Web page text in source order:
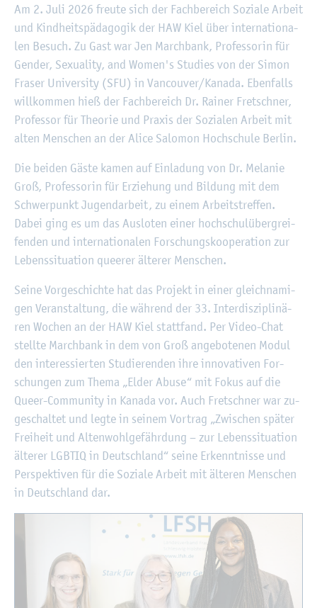
Am 2. Juli 2026 freu­te sich der Fach­be­reich So­zia­le Ar­beit
und Kind­heits­päd­ago­gik der HAW Kiel über in­ter­na­tio­na­
len Be­such. Zu Gast war Jen March­bank, Pro­fes­so­rin für
Gen­der, Se­xua­li­ty, and Women's Stu­dies von der Simon
Fraser Uni­ver­si­ty (SFU) in Van­cou­ver/Ka­na­da. Eben­falls
will­kom­men hieß der Fach­be­reich Dr. Rai­ner Fret­sch­ner,
Pro­fes­sor für Theo­rie und Pra­xis der So­zia­len Ar­beit mit
alten Men­schen an der Alice Sa­lo­mon Hoch­schu­le Ber­lin.
Die bei­den Gäste kamen auf Ein­la­dung von Dr. Me­la­nie
Groß, Pro­fes­so­rin für Er­zie­hung und Bil­dung mit dem
Schwer­punkt Ju­gend­ar­beit, zu einem Ar­beits­tref­fen.
Dabei ging es um das Aus­lo­ten einer hoch­schul­über­grei­
fen­den und in­ter­na­tio­na­len For­schungs­ko­ope­ra­ti­on zur
Le­bens­si­tua­ti­on quee­rer äl­te­rer Men­schen.
Seine Vor­ge­schich­te hat das Pro­jekt in einer gleich­na­mi­
gen Ver­an­stal­tung, die wäh­rend der 33. In­ter­dis­zi­pli­nä­
ren Wo­chen an der HAW Kiel statt­fand. Per Video-Chat
stell­te March­bank in dem von Groß an­ge­bo­te­nen Modul
den in­ter­es­sier­ten Stu­die­ren­den ihre in­no­va­ti­ven For­
schun­gen zum Thema „Elder Abuse“ mit Fokus auf die
Queer-Com­mu­ni­ty in Ka­na­da vor. Auch Fret­sch­ner war zu­
ge­schal­tet und legte in sei­nem Vor­trag „Zwi­schen spä­ter
Frei­heit und Al­ten­wohl­ge­fähr­dung – zur Le­bens­si­tua­ti­on
äl­te­rer LGBTIQ in Deutsch­land“ seine Er­kennt­nis­se und
Per­spek­ti­ven für die So­zia­le Ar­beit mit äl­te­ren Men­schen
in Deutsch­land dar.
© Fach­hoch­schu­le Kiel